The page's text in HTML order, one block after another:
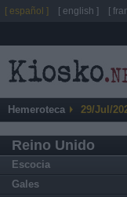
Hemeroteca 29/Jul/
Reino Unido
Escocia
Gales
[ español ] [ english ] [